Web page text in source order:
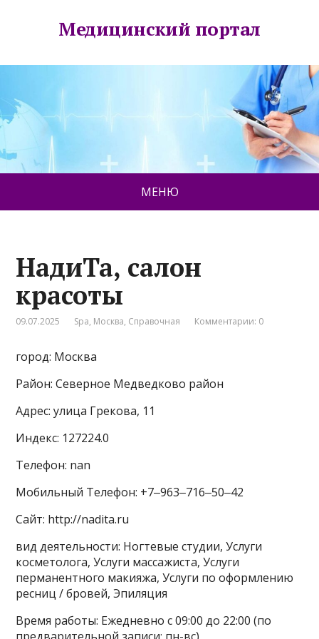
Медицинский портал
МЕНЮ
НадиТа, салон
красоты
09.07.2025 Spa, Москва, Справочная Комментарии: 0
город: Москва
Район: Северное Медведково район
Адрес: улица Грекова, 11
Индекс: 127224.0
Телефон: nan
Мобильный Телефон: +7‒963‒716‒50‒42
Сайт: http://nadita.ru
вид деятельности: Ногтевые студии, Услуги
косметолога, Услуги массажиста, Услуги
перманентного макияжа, Услуги по оформлению
ресниц / бровей, Эпиляция
Время работы: Ежедневно с 09:00 до 22:00 (по